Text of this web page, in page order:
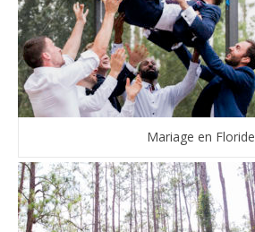
Mariage en Floride